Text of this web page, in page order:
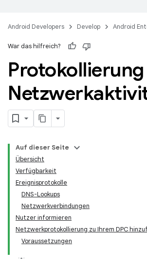
Android Developers Develop Android
War das hilfreich?
Auf dieser Seite
Übersicht
Verfügbarkeit
Ereignisprotokolle
DNS-Lookups
Netzwerkverbindungen
Nutzer informieren
Netzwerkprotokollierung zu Ihrem DPC
Voraussetzungen